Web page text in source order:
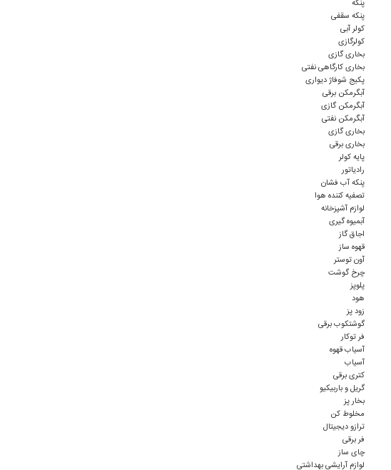
پنکه
پنکه سقفی
کولر آبی
کولرگازی
بخاری گازی
بخاری کارگاهی نفتی
پکیج شوفاژ دیواری
آبگرمکن برقی
آبگرمکن گازی
آبگرمکن نفتی
بخاری گازی
بخاری برقی
پایه کولر
رادیاتور
پنکه آب فشان
تصفیه کننده هوا
لوازم آشپزخانه
آبمیوه گیری
اجاق گاز
قهوه ساز
آون توستر
چرخ گوشت
پلوپز
هود
زود پز
گوشتکوب برقی
فر توکار
آسیاب قهوه
آسیاب
کتری برقی
گریل و باربیکیو
بخار پز
مخلوط کن
ترازو دیجیتال
فر برقی
چای ساز
لوازم آرایشی بهداشتی